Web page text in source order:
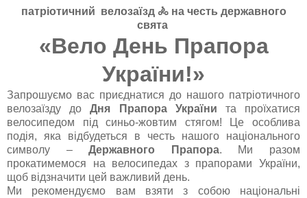
патріотичний велозаїзд 🚴 на честь державного
свята
«Вело День Прапора
України!»
Запрошуємо вас приєднатися до нашого патріотичного
велозаїзду доДня Прапора України та проїхатися
велосипедом під синьо-жовтим стягом! Це особлива
подія, яка відбудеться в честь нашого національного
символу –Державного Прапора. Ми разом
прокатимемося на велосипедах з прапорами України,
щоб відзначити цей важливий день.
Ми рекомендуємо вам взяти з собою національні